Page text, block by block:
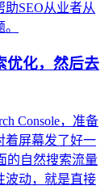
SEO从业者从
优化，然后去
Console，准备
着屏幕发了好一
的自然搜索流量
波动，就是直接